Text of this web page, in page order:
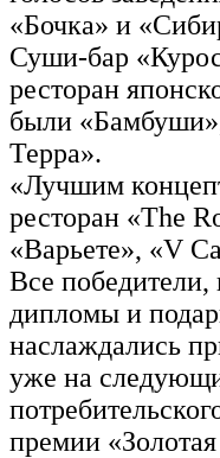
«Бочка» и
Суши-бар
ресторан
были
Терра».
«Лучшим
ресторан «The
«Варьете», «V
Все
дипломы и
наслаждались
уже на
премии